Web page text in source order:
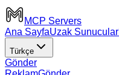
MCP Servers
Ana SayfaUzak Sunucular
Türkçe
Gönder